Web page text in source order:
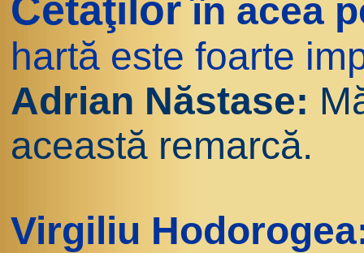
Cetăţilor în acea
hartă este foarte
Adrian Năstase:
această remarcă.
Virgiliu